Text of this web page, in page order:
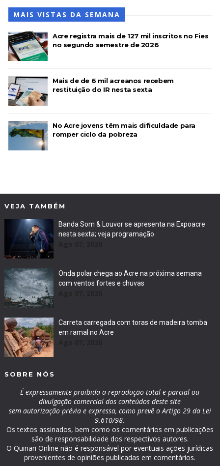
MAIS VISTAS DA SEMANA
Acre registra mais de 127 mil inscritos no Fies
no segundo semestre de 2026
Mais de de 6 mil acreanos recebem
restituição do IR nesta sexta
No Acre jovens têm mais dificuldade para
romper ciclo da pobreza
VEJA TAMBÉM
Banda Som & Louvor se apresenta na Expoacre
nesta sexta; veja programação
Onda polar chega ao Acre na próxima semana
com ventos fortes e chuvas
Carreta carregada com toras de madeira tomba
em ramal no Acre
SOBRE NÓS
É expressamente proibida a reprodução total e parcial ou
divulgação comercial dos conteúdos deste site
sem autorização prévia e expressa, como prevê o Artigo 29 da Lei
9.610/98.
Os textos assinados, bem como os comentários em publicações
são de responsabilidade dos respectivos autores.
O Quinari Online não é responsável por eventuais ações jurídicas
provenientes de opiniões publicadas em comentários.